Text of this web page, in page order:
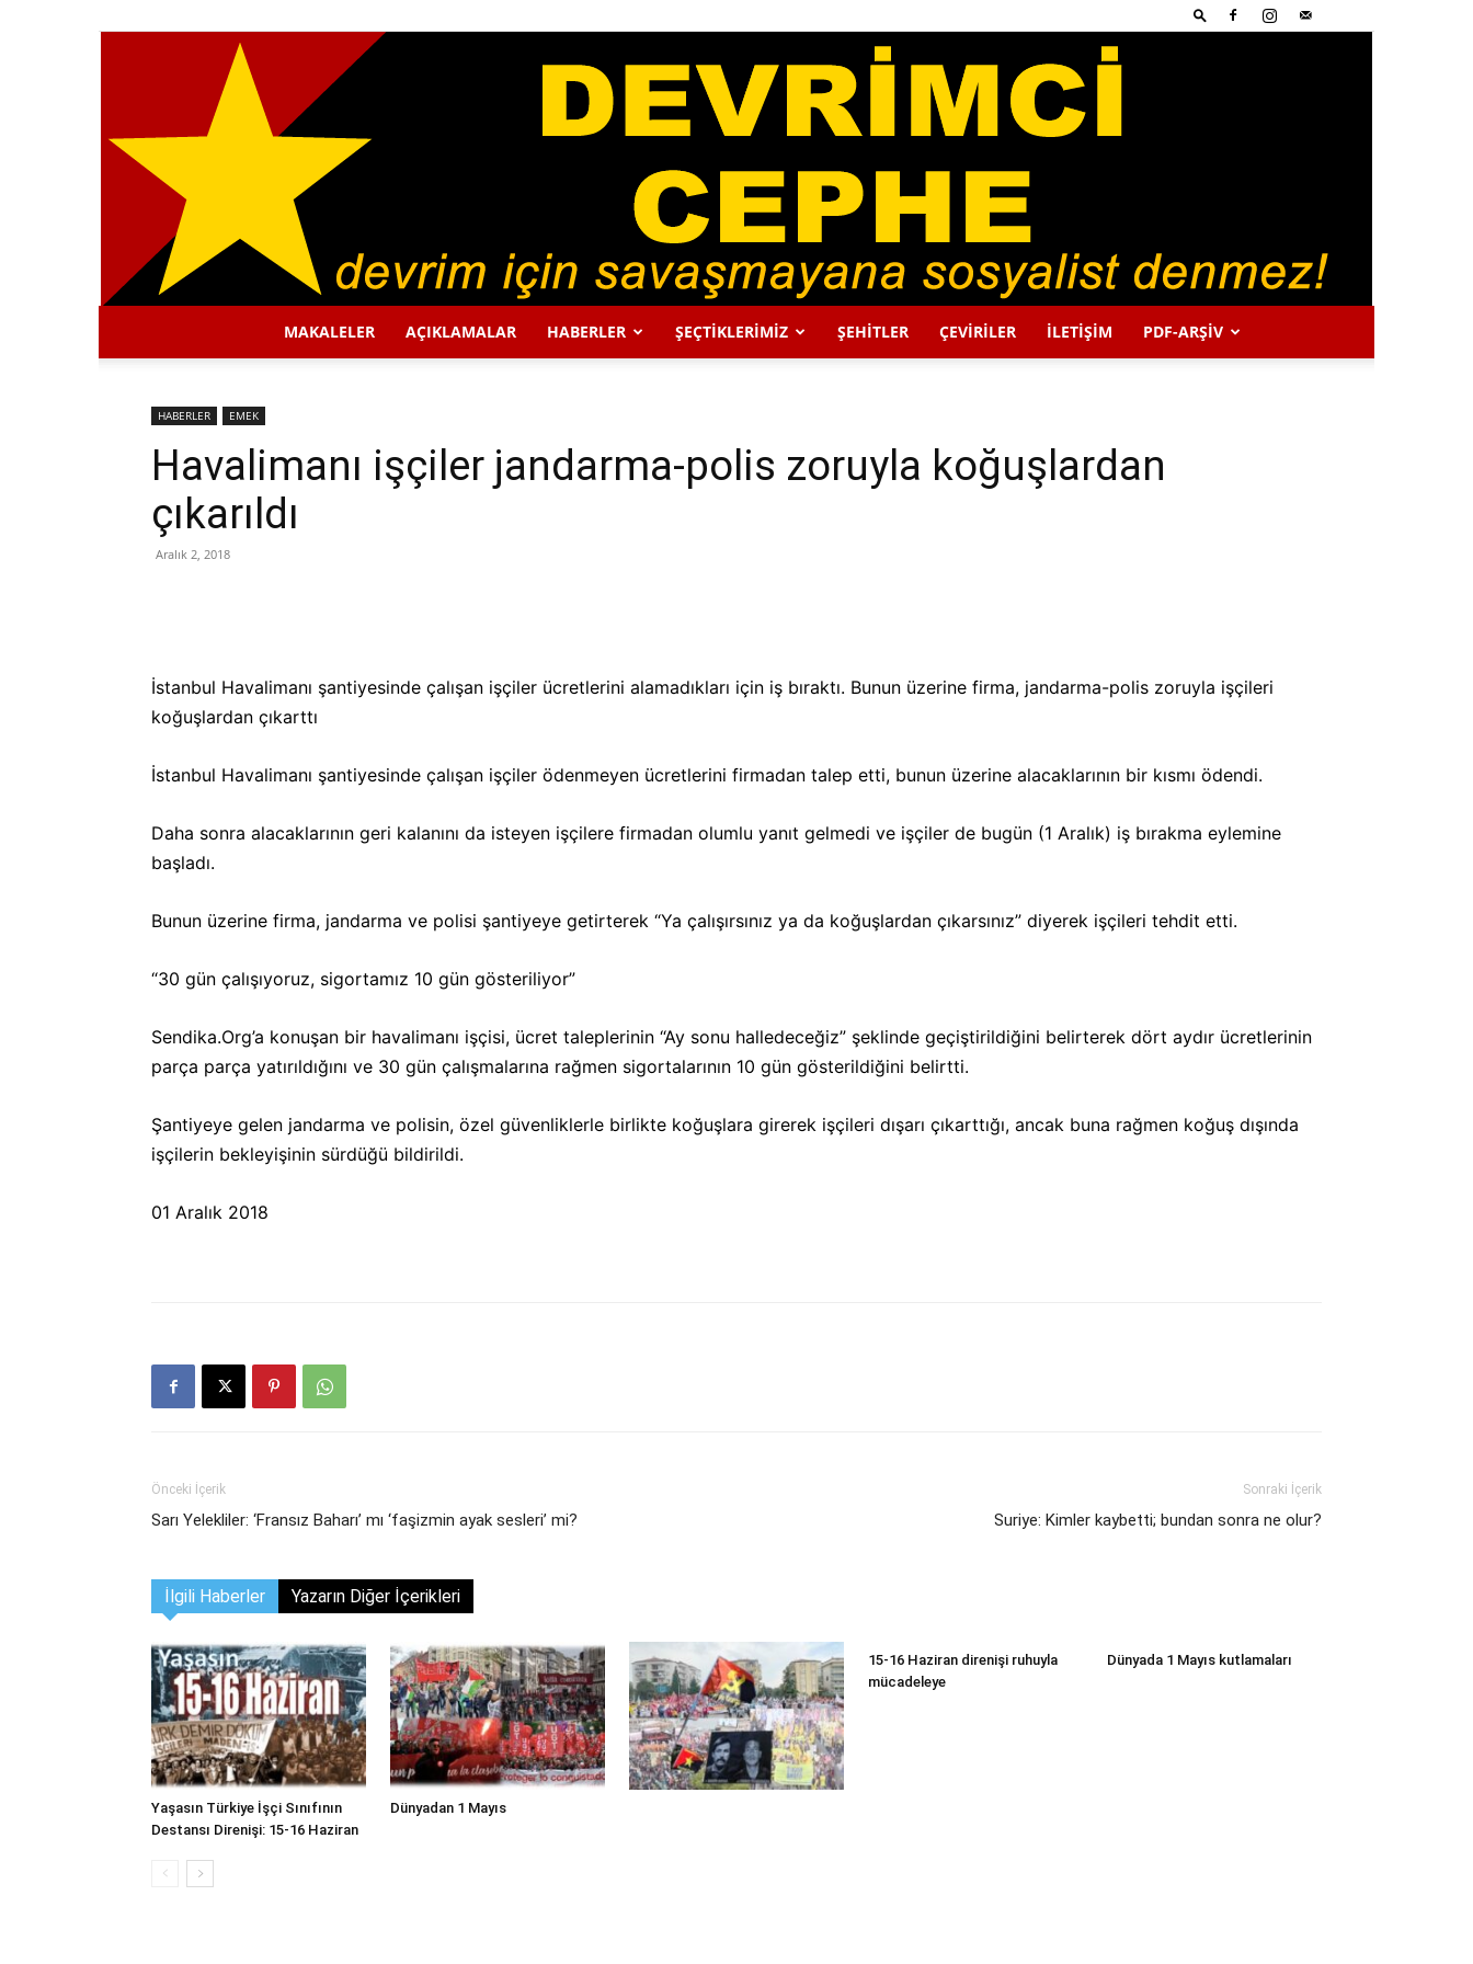
MAKALELER AÇIKLAMALAR HABERLER ŞEÇTİKLERİMİZ ŞEHİTLER ÇEVİRİLER İLETİŞİM PDF-ARŞIV
HABERLER EMEK
Havalimanı işçiler jandarma-polis zoruyla koğuşlardan
çıkarıldı
Aralık 2, 2018
İstanbul Havalimanı şantiyesinde çalışan işçiler ücretlerini alamadıkları için iş bıraktı. Bunun üzerine firma, jandarma-polis zoruyla işçileri
koğuşlardan çıkarttı
İstanbul Havalimanı şantiyesinde çalışan işçiler ödenmeyen ücretlerini firmadan talep etti, bunun üzerine alacaklarının bir kısmı ödendi.
Daha sonra alacaklarının geri kalanını da isteyen işçilere firmadan olumlu yanıt gelmedi ve işçiler de bugün (1 Aralık) iş bırakma eylemine
başladı.
Bunun üzerine firma, jandarma ve polisi şantiyeye getirterek “Ya çalışırsınız ya da koğuşlardan çıkarsınız” diyerek işçileri tehdit etti.
“30 gün çalışıyoruz, sigortamız 10 gün gösteriliyor”
Sendika.Org’a konuşan bir havalimanı işçisi, ücret taleplerinin “Ay sonu halledeceğiz” şeklinde geçiştirildiğini belirterek dört aydır ücretlerinin
parça parça yatırıldığını ve 30 gün çalışmalarına rağmen sigortalarının 10 gün gösterildiğini belirtti.
Şantiyeye gelen jandarma ve polisin, özel güvenliklerle birlikte koğuşlara girerek işçileri dışarı çıkarttığı, ancak buna rağmen koğuş dışında
işçilerin bekleyişinin sürdüğü bildirildi.
01 Aralık 2018
Önceki İçerik
Sarı Yelekliler: ‘Fransız Baharı’ mı ‘faşizmin ayak sesleri’ mi?
Sonraki İçerik
Suriye: Kimler kaybetti; bundan sonra ne olur?
İlgili Haberler Yazarın Diğer İçerikleri
Yaşasın Türkiye İşçi Sınıfının
Destansı Direnişi: 15-16 Haziran
Dünyadan 1 Mayıs
15-16 Haziran direnişi ruhuyla
mücadeleye
Dünyada 1 Mayıs kutlamaları